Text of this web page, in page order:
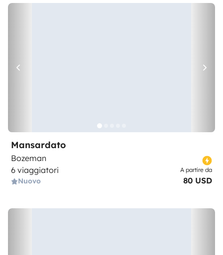
Mansardato
Bozeman
6 viaggiatori
Nuovo
A partire da
80 USD